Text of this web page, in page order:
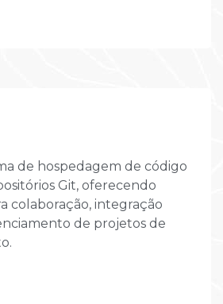
de hospedagem de código
Git, oferecendo
colaboração, integração
de projetos de